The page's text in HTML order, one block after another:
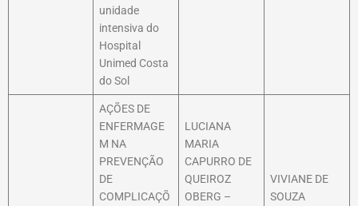
unidade
intensiva do
Hospital
Unimed Costa
do Sol
AÇÕES DE
ENFERMAGE
M NA
PREVENÇÃO
DE
COMPLICAÇÕ
LUCIANA
MARIA
CAPURRO DE
QUEIROZ
OBERG –
VIVIANE DE
SOUZA